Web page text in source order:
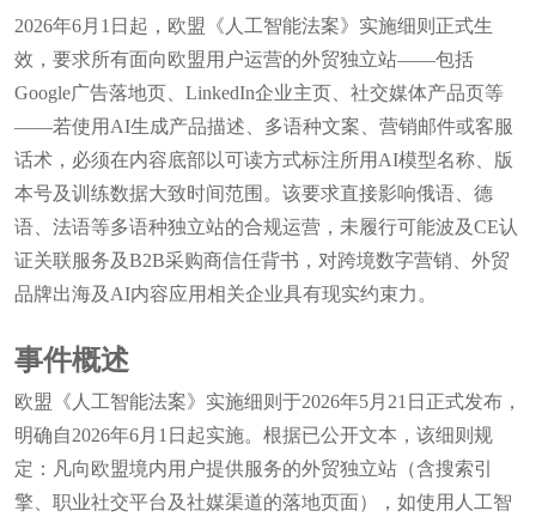
2026年6月1日起，欧盟《人工智能法案》实施细则正式生
效，要求所有面向欧盟用户运营的外贸独立站——包括
Google广告落地页、LinkedIn企业主页、社交媒体产品页等
——若使用AI生成产品描述、多语种文案、营销邮件或客服
话术，必须在内容底部以可读方式标注所用AI模型名称、版
本号及训练数据大致时间范围。该要求直接影响俄语、德
语、法语等多语种独立站的合规运营，未履行可能波及CE认
证关联服务及B2B采购商信任背书，对跨境数字营销、外贸
品牌出海及AI内容应用相关企业具有现实约束力。
事件概述
欧盟《人工智能法案》实施细则于2026年5月21日正式发布，
明确自2026年6月1日起实施。根据已公开文本，该细则规
定：凡向欧盟境内用户提供服务的外贸独立站（含搜索引
擎、职业社交平台及社媒渠道的落地页面），如使用人工智